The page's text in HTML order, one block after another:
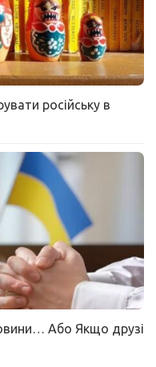
російську в
Або Якщо друзі